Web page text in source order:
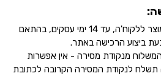
1. החברה תדאג לאספקת המוצר ללקוח'ה, עד 14 ימי עסקים, בהתאם
ביצוע הרכישה באתר.
מנקודת מסירה - אין אפשרות
תשלח לנקודת המסירה הקרובה לכתובת